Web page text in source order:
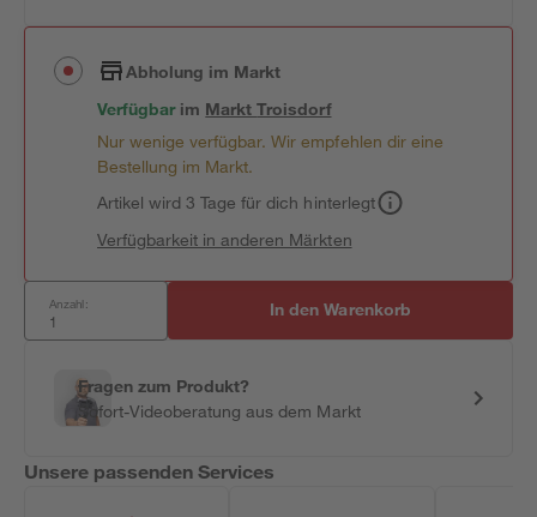
Abholung im Markt
Verfügbar im MarktTroisdorf
Nur wenige verfügbar. Wir empfehlen dir eine
Bestellung im Markt.
Artikel wird 3 Tage für dich hinterlegt
Verfügbarkeit in anderen Märkten
Anzahl: In den Warenkorb
Fragen zum Produkt?
Sofort-Videoberatung aus dem Markt
Unsere passenden Services